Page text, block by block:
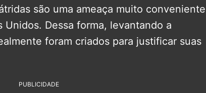
são uma ameaça muito conveniente
Unidos. Dessa forma, levantando a
foram criados para justificar suas
PUBLICIDADE